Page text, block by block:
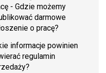
- Gdzie możemy
darmowe
o pracę?
informacje powinien
regulamin